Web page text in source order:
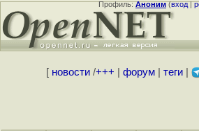
Профиль:Аноним(вход|
[ новости/+++ форум| теги|